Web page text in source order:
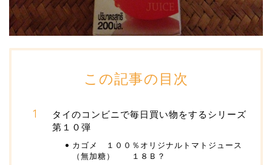
この記事の目次
タイのコンビニで毎日買い物をするシリーズ
第１０弾
カゴメ １００％オリジナルトマトジュース
（無加糖） １８Ｂ？